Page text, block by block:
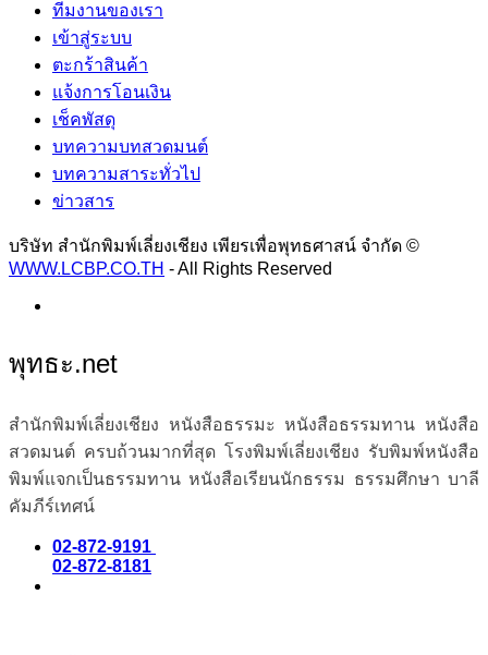
ทีมงานของเรา
เข้าสู่ระบบ
ตะกร้าสินค้า
แจ้งการโอนเงิน
เช็คพัสดุ
บทความบทสวดมนต์
บทความสาระทั่วไป
ข่าวสาร
บริษัท สำนักพิมพ์เลี่ยงเชียง เพียรเพื่อพุทธศาสน์ จำกัด ©
WWW.LCBP.CO.TH - All Rights Reserved
พุทธะ.net
สำนักพิมพ์เลี่ยงเชียง หนังสือธรรมะ หนังสือธรรมทาน หนังสือ
สวดมนต์ ครบถ้วนมากที่สุด โรงพิมพ์เลี่ยงเชียง รับพิมพ์หนังสือ
พิมพ์แจกเป็นธรรมทาน หนังสือเรียนนักธรรม ธรรมศึกษา บาลี
คัมภีร์เทศน์
02-872-9191
02-872-8181